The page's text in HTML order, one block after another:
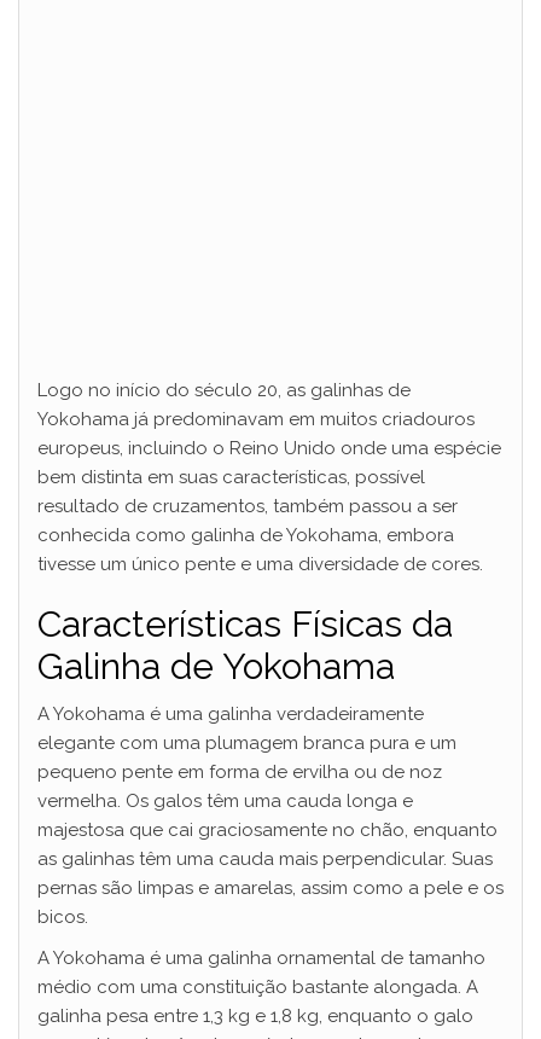
Logo no início do século 20, as galinhas de
Yokohama já predominavam em muitos criadouros
europeus, incluindo o Reino Unido onde uma espécie
bem distinta em suas características, possível
resultado de cruzamentos, também passou a ser
conhecida como galinha de Yokohama, embora
tivesse um único pente e uma diversidade de cores.
Características Físicas da
Galinha de Yokohama
A Yokohama é uma galinha verdadeiramente
elegante com uma plumagem branca pura e um
pequeno pente em forma de ervilha ou de noz
vermelha. Os galos têm uma cauda longa e
majestosa que cai graciosamente no chão, enquanto
as galinhas têm uma cauda mais perpendicular. Suas
pernas são limpas e amarelas, assim como a pele e os
bicos.
A Yokohama é uma galinha ornamental de tamanho
médio com uma constituição bastante alongada. A
galinha pesa entre 1,3 kg e 1,8 kg, enquanto o galo